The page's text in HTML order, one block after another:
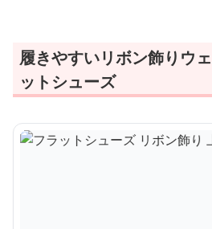
履きやすいリボン飾りウ
ットシューズ